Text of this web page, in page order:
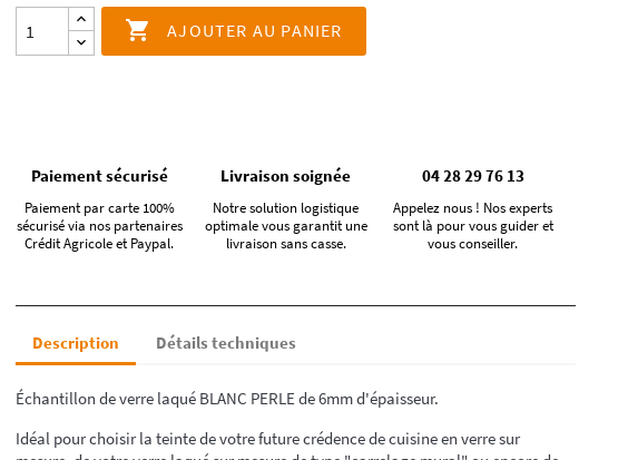
 AJOUTER AU PANIER
Paiement sécurisé
Paiement par carte 100%
sécurisé via nos partenaires
Crédit Agricole et Paypal.
Livraison soignée
Notre solution logistique
optimale vous garantit une
livraison sans casse.
04 28 29 76 13
Appelez nous ! Nos experts
sont là pour vous guider et
vous conseiller.
Description Détails techniques
Échantillon de verre laqué BLANC PERLE de 6mm d'épaisseur.
Idéal pour choisir la teinte de votre future crédence de cuisine en verre sur